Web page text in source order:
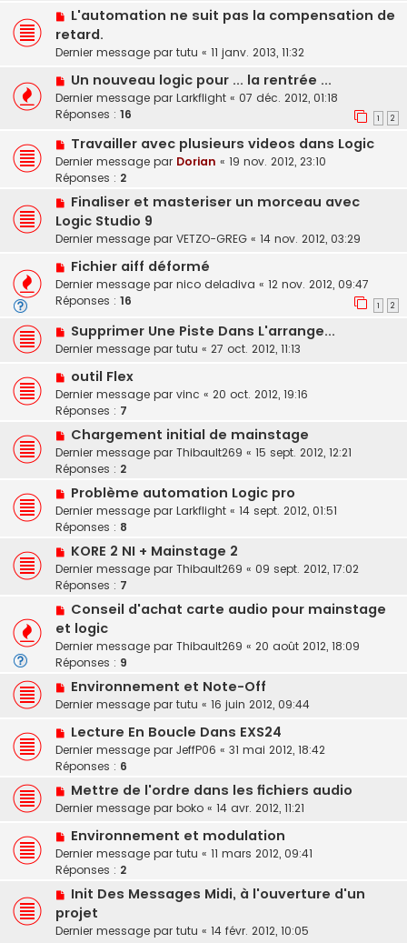
L'automation ne suit pas la compensation de
retard.
Dernier message par tutu « 11 janv. 2013, 11:32
Un nouveau logic pour ... la rentrée ...
Dernier message par Larkflight « 07 déc. 2012, 01:18
Réponses : 16 1 2
Travailler avec plusieurs videos dans Logic
Dernier message par Dorian « 19 nov. 2012, 23:10
Réponses : 2
Finaliser et masteriser un morceau avec
Logic Studio 9
Dernier message par VETZO-GREG « 14 nov. 2012, 03:29
Fichier aiff déformé
Dernier message par nico deladiva « 12 nov. 2012, 09:47
Réponses : 16 1 2
Supprimer Une Piste Dans L'arrange...
Dernier message par tutu « 27 oct. 2012, 11:13
outil Flex
Dernier message par vinc « 20 oct. 2012, 19:16
Réponses : 7
Chargement initial de mainstage
Dernier message par Thibault269 « 15 sept. 2012, 12:21
Réponses : 2
Problème automation Logic pro
Dernier message par Larkflight « 14 sept. 2012, 01:51
Réponses : 8
KORE 2 NI + Mainstage 2
Dernier message par Thibault269 « 09 sept. 2012, 17:02
Réponses : 7
Conseil d'achat carte audio pour mainstage
et logic
Dernier message par Thibault269 « 20 août 2012, 18:09
Réponses : 9
Environnement et Note-Off
Dernier message par tutu « 16 juin 2012, 09:44
Lecture En Boucle Dans EXS24
Dernier message par JeffP06 « 31 mai 2012, 18:42
Réponses : 6
Mettre de l'ordre dans les fichiers audio
Dernier message par boko « 14 avr. 2012, 11:21
Environnement et modulation
Dernier message par tutu « 11 mars 2012, 09:41
Réponses : 2
Init Des Messages Midi, à l'ouverture d'un
projet
Dernier message par tutu « 14 févr. 2012, 10:05